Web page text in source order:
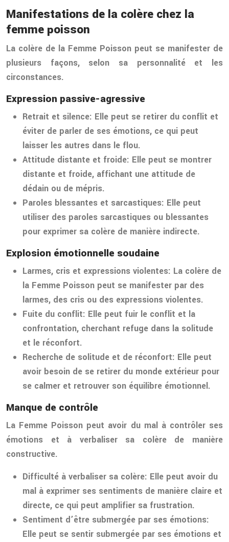
Manifestations de la colère chez la
femme poisson
La colère de la Femme Poisson peut se manifester de
plusieurs façons, selon sa personnalité et les
circonstances.
Expression passive-agressive
Retrait et silence: Elle peut se retirer du conflit et
éviter de parler de ses émotions, ce qui peut
laisser les autres dans le flou.
Attitude distante et froide: Elle peut se montrer
distante et froide, affichant une attitude de
dédain ou de mépris.
Paroles blessantes et sarcastiques: Elle peut
utiliser des paroles sarcastiques ou blessantes
pour exprimer sa colère de manière indirecte.
Explosion émotionnelle soudaine
Larmes, cris et expressions violentes: La colère de
la Femme Poisson peut se manifester par des
larmes, des cris ou des expressions violentes.
Fuite du conflit: Elle peut fuir le conflit et la
confrontation, cherchant refuge dans la solitude
et le réconfort.
Recherche de solitude et de réconfort: Elle peut
avoir besoin de se retirer du monde extérieur pour
se calmer et retrouver son équilibre émotionnel.
Manque de contrôle
La Femme Poisson peut avoir du mal à contrôler ses
émotions et à verbaliser sa colère de manière
constructive.
Difficulté à verbaliser sa colère: Elle peut avoir du
mal à exprimer ses sentiments de manière claire et
directe, ce qui peut amplifier sa frustration.
Sentiment d’être submergée par ses émotions:
Elle peut se sentir submergée par ses émotions et